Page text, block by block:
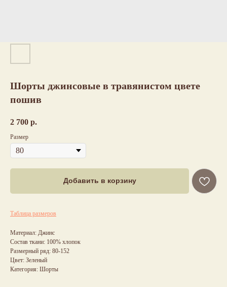
Шорты джинсовые в травянистом цвете
пошив
2 700 р.
Размер
Добавить в корзину
Таблица размеров
Материал: Джинс
Состав ткани: 100% хлопок
Размерный ряд: 80-152
Цвет: Зеленый
Категория: Шорты